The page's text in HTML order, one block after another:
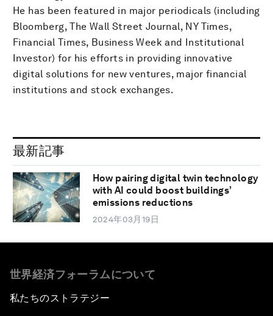
He has been featured in major periodicals (including
Bloomberg, The Wall Street Journal, NY Times,
Financial Times, Business Week and Institutional
Investor) for his efforts in providing innovative
digital solutions for new ventures, major financial
institutions and stock exchanges.
最新記事
How pairing digital twin technology
with AI could boost buildings’
emissions reductions
2024年03月19日
世界経済フォーラムについて
私たちのストラテジー